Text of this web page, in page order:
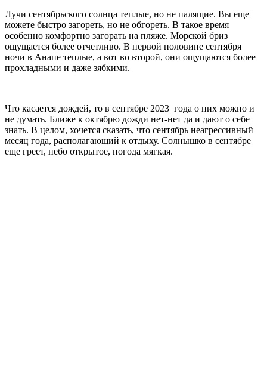
Лучи сентябрьского солнца теплые, но не палящие. Вы еще
можете быстро загореть, но не обгореть. В такое время
особенно комфортно загорать на пляже. Морской бриз
ощущается более отчетливо. В первой половине сентября
ночи в Анапе теплые, а вот во второй, они ощущаются более
прохладными и даже зябкими.
Что касается дождей, то в сентябре 2023 года о них можно и
не думать. Ближе к октябрю дожди нет-нет да и дают о себе
знать. В целом, хочется сказать, что сентябрь неагрессивный
месяц года, располагающий к отдыху. Солнышко в сентябре
еще греет, небо открытое, погода мягкая.